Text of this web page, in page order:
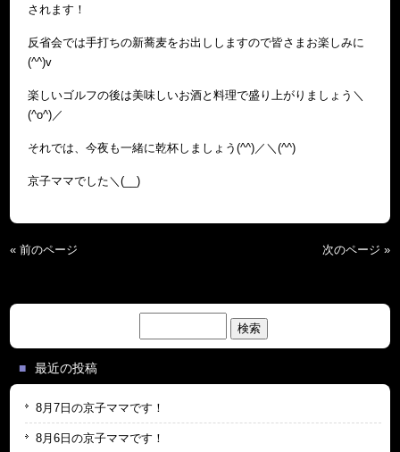
されます！
反省会では手打ちの新蕎麦をお出ししますので皆さまお楽しみに
(^^)v
楽しいゴルフの後は美味しいお酒と料理で盛り上がりましょう＼
(^o^)／
それでは、今夜も一緒に乾杯しましょう(^^)／＼(^^)
京子ママでした＼(__)
« 前のページ 次のページ »
索:
最近の投稿
8月7日の京子ママです！
8月6日の京子ママです！